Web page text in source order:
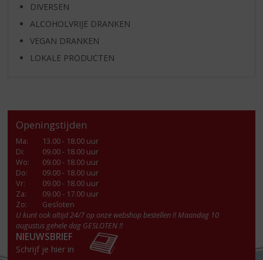
DIVERSEN
ALCOHOLVRIJE DRANKEN
VEGAN DRANKEN
LOKALE PRODUCTEN
Openingstijden
Ma:
13.00 - 18.00 uur
Di:
09.00 - 18.00 uur
Wo:
09.00 - 18.00 uur
Do:
09.00 - 18.00 uur
Vr:
09.00 - 18.00 uur
Za:
09.00 - 17.00 uur
Zo:
Gesloten
U kunt ook altijd 24/7 op onze webshop bestellen !! Maandag 10
augustus gehele dag GESLOTEN !!
NIEUWSBRIEF
Schrijf je hier in